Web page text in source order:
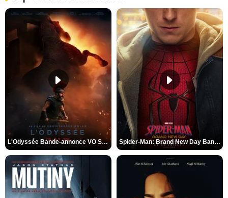
L'Odyssée Bande-annonce VO STFR Spider-Man: Brand New Day Bande-annonce VO STFR